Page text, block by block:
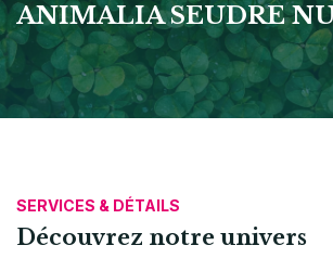
ANIMALIA SEUDRE
SERVICES & DÉTAILS
Découvrez notre univers